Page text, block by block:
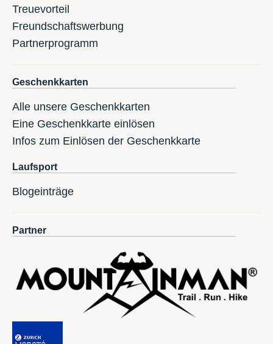
Treuevorteil
Freundschaftswerbung
Partnerprogramm
Geschenkkarten
Alle unsere Geschenkkarten
Eine Geschenkkarte einlösen
Infos zum Einlösen der Geschenkkarte
Laufsport
Blogeinträge
Partner